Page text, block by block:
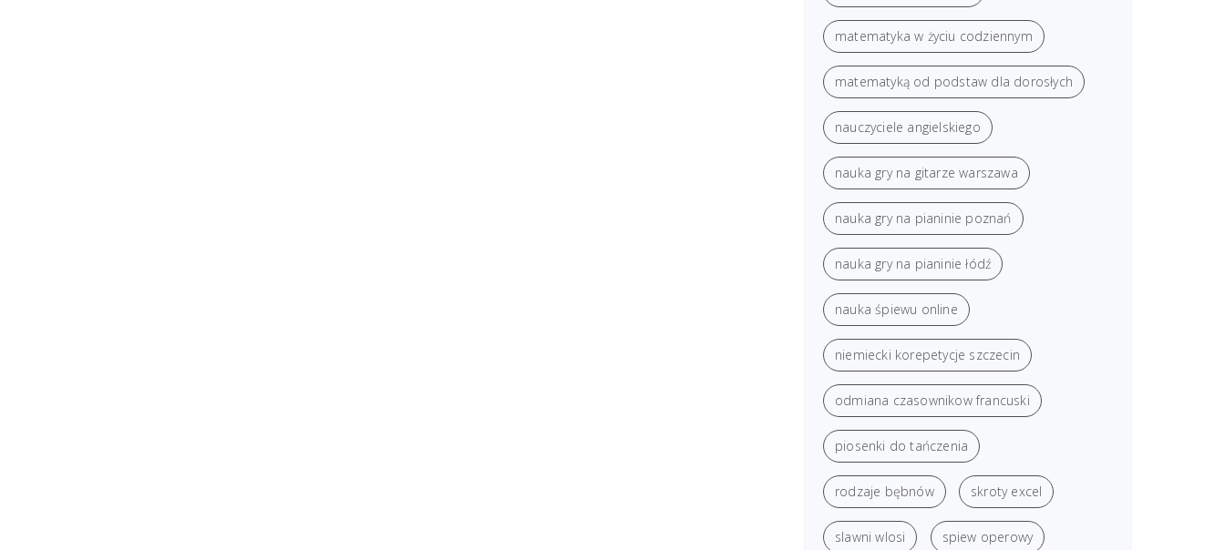
matematyka w życiu codziennym
matematyką od podstaw dla dorosłych
nauczyciele angielskiego
nauka gry na gitarze warszawa
nauka gry na pianinie poznań
nauka gry na pianinie łódź
nauka śpiewu online
niemiecki korepetycje szczecin
odmiana czasownikow francuski
piosenki do tańczenia
rodzaje bębnów skroty excel
slawni wlosi spiew operowy